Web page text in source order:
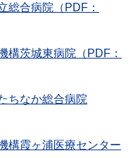
総合病院（PDF：
構茨城東病院（PDF：
ちなか総合病院
構霞ヶ浦医療センター